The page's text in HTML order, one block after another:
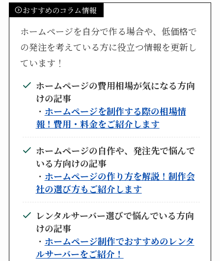
おすすめのコラム情報
ホームページを自分で作る場合や、低価格で
の発注を考えている方に役立つ情報を更新し
ています！
ホームページの費用相場が気になる方向
けの記事
・ ホームページを制作する際の相場情
報！費用・料金をご紹介します
ホームページの自作や、発注先で悩んで
いる方向けの記事
・ ホームページの作り方を解説！制作会
社の選び方もご紹介します
レンタルサーバー選びで悩んでいる方向
けの記事
・ ホームページ制作でおすすめのレンタ
ルサーバーをご紹介！